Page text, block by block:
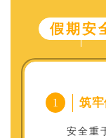
假期安
1 筑
安全重